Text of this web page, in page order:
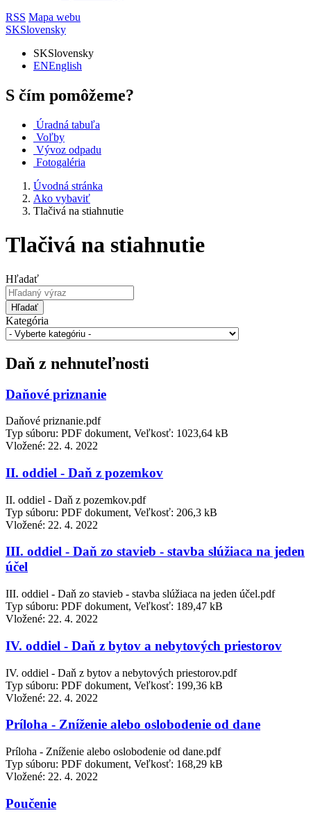
RSS Mapa webu
SKSlovensky
SKSlovensky
ENEnglish
S čím pomôžeme?
Úradná tabuľa
Voľby
Vývoz odpadu
Fotogaléria
Úvodná stránka
Ako vybaviť
Tlačivá na stiahnutie
Tlačivá na stiahnutie
Hľadať
Hľadať
Kategória
Daň z nehnuteľnosti
Daňové priznanie
Daňové priznanie.pdf
Typ súboru: PDF dokument, Veľkosť: 1023,64 kB
Vložené: 22. 4. 2022
II. oddiel - Daň z pozemkov
II. oddiel - Daň z pozemkov.pdf
Typ súboru: PDF dokument, Veľkosť: 206,3 kB
Vložené: 22. 4. 2022
III. oddiel - Daň zo stavieb - stavba slúžiaca na jeden
účel
III. oddiel - Daň zo stavieb - stavba slúžiaca na jeden účel.pdf
Typ súboru: PDF dokument, Veľkosť: 189,47 kB
Vložené: 22. 4. 2022
IV. oddiel - Daň z bytov a nebytových priestorov
IV. oddiel - Daň z bytov a nebytových priestorov.pdf
Typ súboru: PDF dokument, Veľkosť: 199,36 kB
Vložené: 22. 4. 2022
Príloha - Zníženie alebo oslobodenie od dane
Príloha - Zníženie alebo oslobodenie od dane.pdf
Typ súboru: PDF dokument, Veľkosť: 168,29 kB
Vložené: 22. 4. 2022
Poučenie